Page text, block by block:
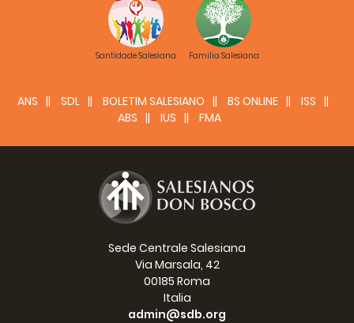
Santidade Salesiana Familia Salesiana
ANS SDL BOLETIM SALESIANO BS ONLINE
ISS
ABS
IUS FMA
Sede Centrale Salesiana
Via Marsala, 42
00185 Roma
Italia
admin@sdb.org